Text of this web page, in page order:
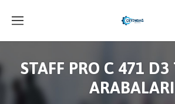
STAFF PRO C 471
ARABALARI